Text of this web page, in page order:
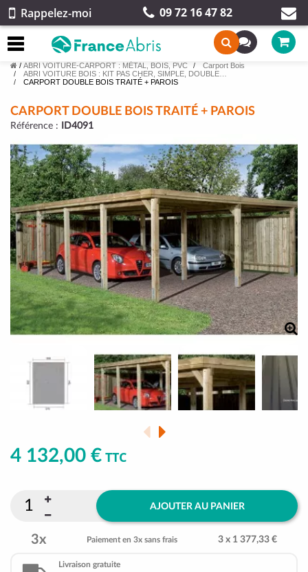
Rappelez-moi 09 72 16 47 82
/ ABRI VOITURE-CARPORT : MÉTAL, BOIS, PVC
Carport Bois
ABRI VOITURE BOIS : KIT PAS CHER, SIMPLE, DOUBLE…
CARPORT DOUBLE BOIS TRAITÉ + PAROIS
CARPORT DOUBLE BOIS TRAITÉ + PAROIS
Référence : ID4091
4 132,00 € TTC
AJOUTER AU PANIER
3x Paiement en 3x sans frais 3 x 1 377,33 €
Livraison gratuite